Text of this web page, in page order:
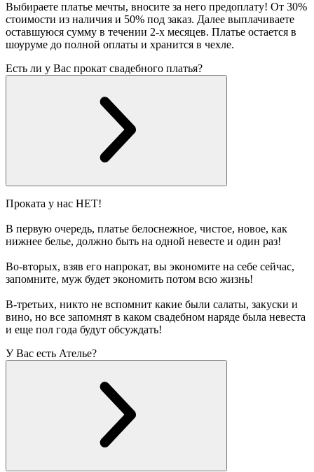
Выбираете платье мечты, вносите за него предоплату! От 30%
стоимости из наличия и 50% под заказ. Далее выплачиваете
оставшуюся сумму в течении 2-х месяцев. Платье остается в
шоуруме до полной оплаты и хранится в чехле.
Есть ли у Вас прокат свадебного платья?
Проката у нас НЕТ!
В первую очередь, платье белоснежное, чистое, новое, как
нижнее белье, должно быть на одной невесте и один раз!
Во-вторых, взяв его напрокат, вы экономите на себе сейчас,
запомните, муж будет экономить потом всю жизнь!
В-третьих, никто не вспомнит какие были салаты, закуски и
вино, но все запомнят в каком свадебном наряде была невеста
и еще пол года будут обсуждать!
У Вас есть Ателье?